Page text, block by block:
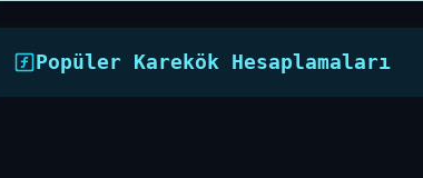
Popüler Karekök Hesaplamaları